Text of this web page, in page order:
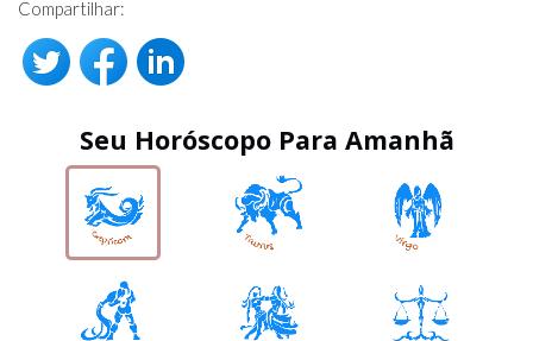
Compartilhar:
Seu Horóscopo Para Amanhã